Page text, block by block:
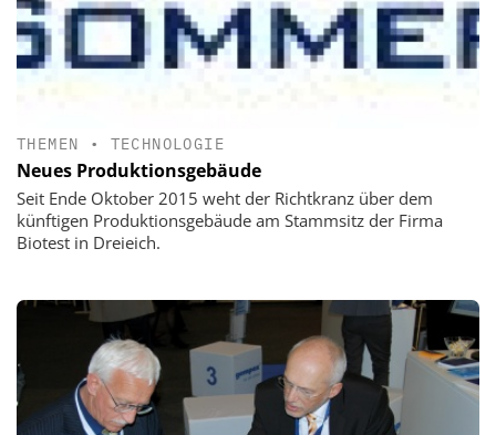
THEMEN • TECHNOLOGIE
Neues Produktionsgebäude
Seit Ende Oktober 2015 weht der Richtkranz über dem
künftigen Produktionsgebäude am Stammsitz der Firma
Biotest in Dreieich.